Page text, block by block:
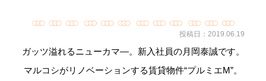
投稿日：2019.06.19
ガッツ溢れるニューカマ―。新入社員の月岡泰誠です。
マルコシがリノベーションする賃貸物件“プルミエM”。